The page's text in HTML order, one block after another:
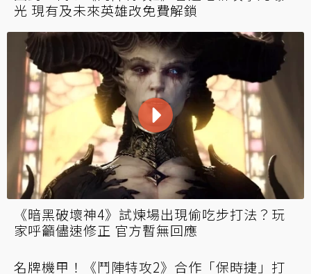
光 現有及未來英雄改免費解鎖
《暗黑破壞神4》試煉場出現偷吃步打法？玩
家呼籲儘速修正 官方暫無回應